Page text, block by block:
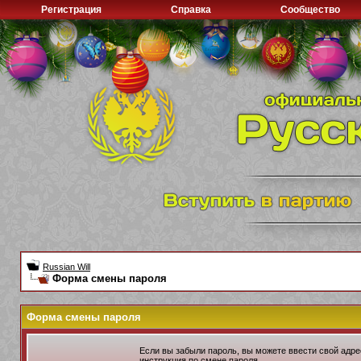
Регистрация Справка Сообщество
Russian Will
Форма смены пароля
Форма смены пароля
Если вы забыли пароль, вы можете ввести свой